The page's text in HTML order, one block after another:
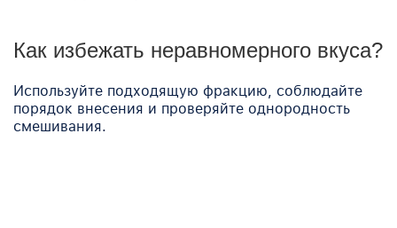
Как избежать неравномерного вкуса?
Используйте подходящую фракцию, соблюдайте
порядок внесения и проверяйте однородность
смешивания.